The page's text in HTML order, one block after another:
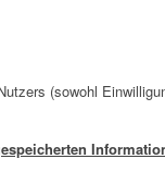
(sowohl